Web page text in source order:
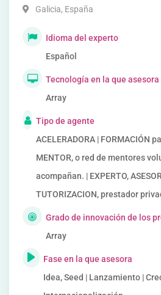
Galicia, España
Idioma del experto
Español
Tecnología en la que asesora
Array
Tipo de agente
ACELERADORA | FORMACIÓN
MENTOR, o red de mentores
acompañan. | EXPERTO,
TUTORIZACION, prestador
Grado de innovación de los
Array
Fase en la que asesora
Idea, Seed | Lanzamiento |